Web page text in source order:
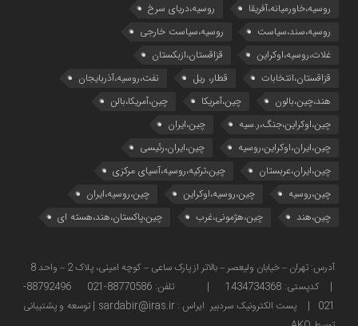
روسیه،خاورمیانه،آفریقا
روسیه،دریای سرخ
روسیه،سند،سیاست
روسیه،سیاست خارجی
غلات،روسیه،اوکراین
قزاقستان،ازبکستان
قزاقستان،انتخابات
قطار، ریل
نفت،روسیه،آذربایجان
هند،چین،بالون
چین،آمریکا
چین،آمریکا،بالن
چین،اوکراین،جنگ،ر.سیه
چین،ایران
چین،ایران،اوکراین،روسیه
چین،ایران،رئیسی
چین،ایران،عربستان
چین،ترکیه،روسیه،آسیای مرکزی
چین،روسیه
چین،روسیه،اوکراین
چین،روسیه،ایران
چین،هند
چین،هژمونی،غرب چین،پاکستان،هند،هسته ای
| کدپستی: 1434734368 | تلفن: 88770586-021 88792496-
021 | پست الکترونیک سردبیر ایراس : sardabir@iras.ir |
توسعه و پشتیبانی